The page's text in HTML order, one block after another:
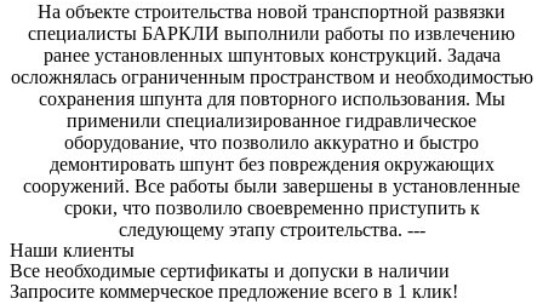
На объекте строительства новой транспортной развязки
специалисты БАРКЛИ выполнили работы по извлечению
ранее установленных шпунтовых конструкций. Задача
осложнялась ограниченным пространством и необходимостью
сохранения шпунта для повторного использования. Мы
применили специализированное гидравлическое
оборудование, что позволило аккуратно и быстро
демонтировать шпунт без повреждения окружающих
сооружений. Все работы были завершены в установленные
сроки, что позволило своевременно приступить к
следующему этапу строительства. ---
Наши клиенты
Все необходимые сертификаты и допуски в наличии
Запросите коммерческое предложение всего в 1 клик!